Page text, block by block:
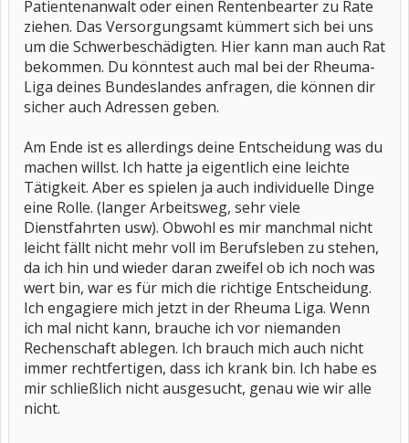
Patientenanwalt oder einen Rentenbearter zu Rate
ziehen. Das Versorgungsamt kümmert sich bei uns
um die Schwerbeschädigten. Hier kann man auch Rat
bekommen. Du könntest auch mal bei der Rheuma-
Liga deines Bundeslandes anfragen, die können dir
sicher auch Adressen geben.
Am Ende ist es allerdings deine Entscheidung was du
machen willst. Ich hatte ja eigentlich eine leichte
Tätigkeit. Aber es spielen ja auch individuelle Dinge
eine Rolle. (langer Arbeitsweg, sehr viele
Dienstfahrten usw). Obwohl es mir manchmal nicht
leicht fällt nicht mehr voll im Berufsleben zu stehen,
da ich hin und wieder daran zweifel ob ich noch was
wert bin, war es für mich die richtige Entscheidung.
Ich engagiere mich jetzt in der Rheuma Liga. Wenn
ich mal nicht kann, brauche ich vor niemanden
Rechenschaft ablegen. Ich brauch mich auch nicht
immer rechtfertigen, dass ich krank bin. Ich habe es
mir schließlich nicht ausgesucht, genau wie wir alle
nicht.